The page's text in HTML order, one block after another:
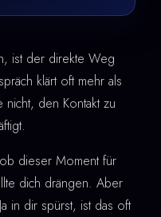
ist der direkte Weg
klärt oft mehr als
den Kontakt zu
dieser Moment für
dich drängen. Aber
in dir spürst, ist das oft